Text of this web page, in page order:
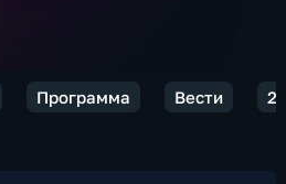
Программа Вести